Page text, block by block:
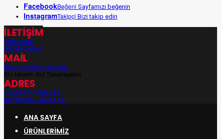
FacebookBeğeni Sayfamızı beğenin
InstagramTakipçi Bizi takip edin
İLETİŞİM
Whatsapp
05335443908
MAİL
bilgirozet@gmail.com
Siz İsteyin, Biz Tasarlayalım
ADRES
UYANIŞ MAHALLESİ
KEÇİÖREN / ANKARA
ANA SAYFA
ÜRÜNLERIMIZ